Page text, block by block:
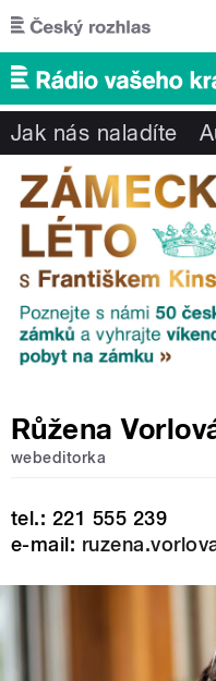
Přejít k hlavnímu obsahu
Jak nás naladíte
Růžena
webeditorka
tel.: 221 555 239
e-mail: